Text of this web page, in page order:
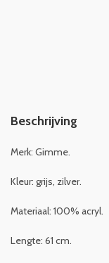
Beschrijving
Merk: Gimme.
Kleur: grijs, zilver.
Materiaal: 100% acryl.
Lengte: 61 cm.